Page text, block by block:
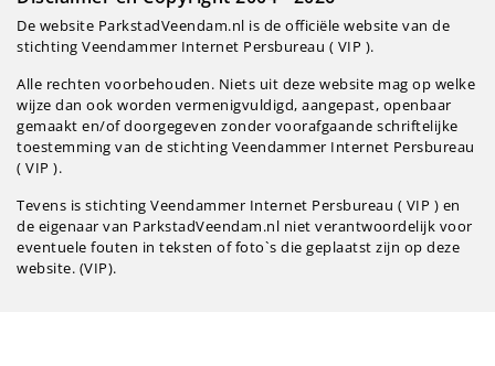
De website ParkstadVeendam.nl is de officiële website van de
stichting Veendammer Internet Persbureau ( VIP ).
Alle rechten voorbehouden. Niets uit deze website mag op welke
wijze dan ook worden vermenigvuldigd, aangepast, openbaar
gemaakt en/of doorgegeven zonder voorafgaande schriftelijke
toestemming van de stichting Veendammer Internet Persbureau
( VIP ).
Tevens is stichting Veendammer Internet Persbureau ( VIP ) en
de eigenaar van ParkstadVeendam.nl niet verantwoordelijk voor
eventuele fouten in teksten of foto`s die geplaatst zijn op deze
website. (VIP).